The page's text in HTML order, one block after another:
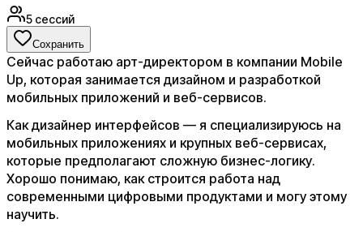
5 сессий
Сохранить
Сейчас работаю арт-директором в компании Mobile
Up, которая занимается дизайном и разработкой
мобильных приложений и веб-сервисов.
Как дизайнер интерфейсов — я специализируюсь на
мобильных приложениях и крупных веб-сервисах,
которые предполагают сложную бизнес-логику.
Хорошо понимаю, как строится работа над
современными цифровыми продуктами и могу этому
научить.